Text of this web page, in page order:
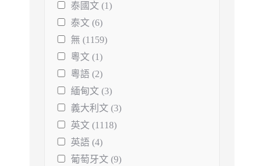
泰國文 (1)
泰文 (6)
無 (1159)
粵文 (1)
粵語 (2)
緬甸文 (3)
義大利文 (3)
英文 (1118)
英語 (4)
葡萄牙文 (9)